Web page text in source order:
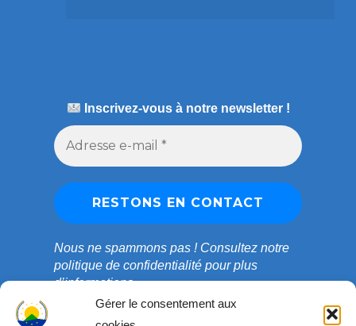
Gérer le consentement aux
Inscrivez-vous à notre newsletter !
Nous ne spammons pas ! Consultez notre
politique de confidentialitépour plus
d’informations.